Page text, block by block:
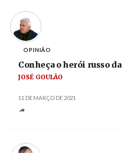
OPINIÃO
Conheça o herói russo
JOSÉ GOULÃO
11 DE MARÇO DE 2021